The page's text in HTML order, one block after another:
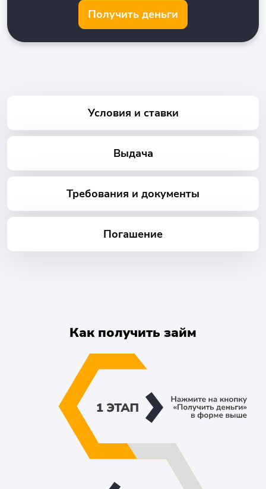
Получить деньги
Условия и ставки
Выдача
Требования и документы
Погашение
Как получить займ